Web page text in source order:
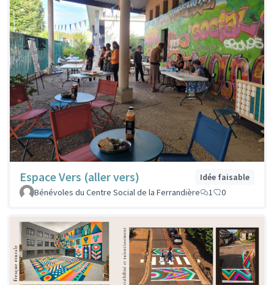
Espace Vers (aller vers)
Idée faisable
Bénévoles du Centre Social de la Ferrandière
1 0